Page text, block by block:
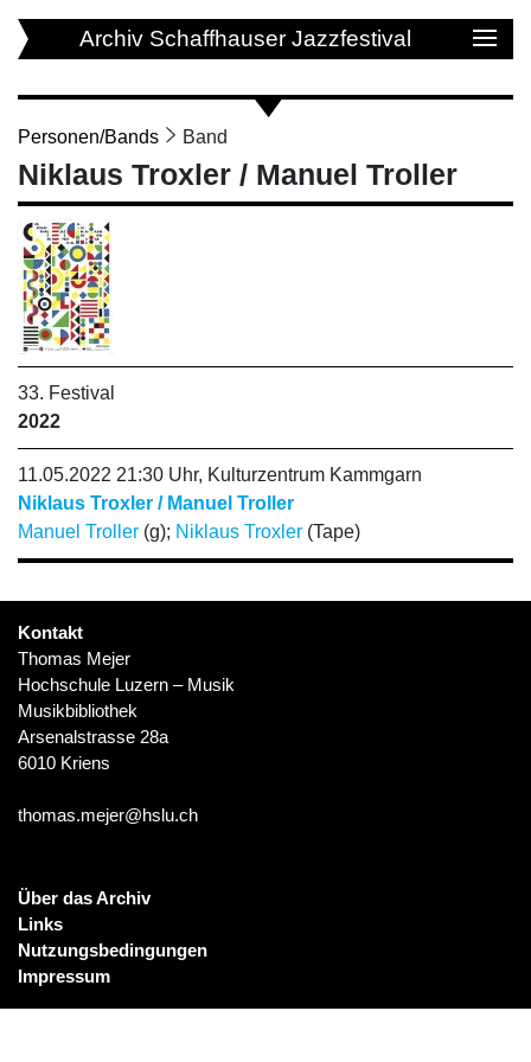
Archiv Schaffhauser Jazzfestival
Personen/Bands Band
Niklaus Troxler / Manuel Troller
33. Festival
2022
11.05.2022 21:30 Uhr, Kulturzentrum Kammgarn
Niklaus Troxler / Manuel Troller
Manuel Troller (g); Niklaus Troxler (Tape)
Kontakt
Thomas Mejer
Hochschule Luzern – Musik
Musikbibliothek
Arsenalstrasse 28a
6010 Kriens
thomas.mejer@hslu.ch
Über das Archiv
Links
Nutzungsbedingungen
Impressum